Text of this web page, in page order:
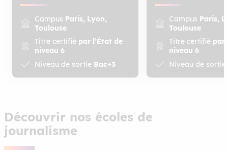
Campus Paris, Lyon,
Toulouse
Titre certifié par l’État de
niveau 6
Niveau de sortie Bac+3
Campus Paris,
Toulouse
Titre certifié par
niveau 6
Niveau de sortie
Découvrir nos écoles de
journalisme